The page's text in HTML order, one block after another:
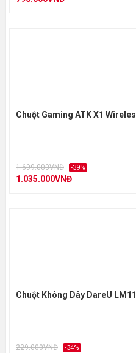
Được cácgamethủ trên thế
quen thuộc cùng tối ưu hóa
Chuột Gaming ATK X1
1.699.000VNĐ -39%
1.035.000VNĐ
Chuột Không Dây DareU
229.000VNĐ -34%